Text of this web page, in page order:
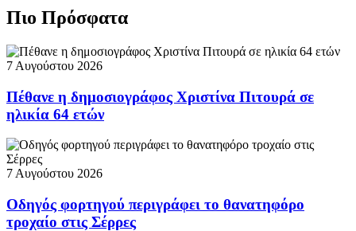
Πιο Πρόσφατα
7 Αυγούστου 2026
Πέθανε η δημοσιογράφος Χριστίνα Πιτουρά σε
ηλικία 64 ετών
7 Αυγούστου 2026
Οδηγός φορτηγού περιγράφει το θανατηφόρο
τροχαίο στις Σέρρες